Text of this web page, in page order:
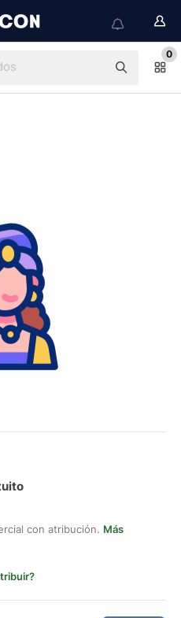
0
con atribución. Más